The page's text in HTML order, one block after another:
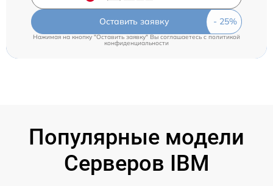
Оставить заявку
Нажимая на кнопку "Оставить заявку" Вы соглашаетесь c политикой
конфиденциальности
Популярные модели
Серверов IBM